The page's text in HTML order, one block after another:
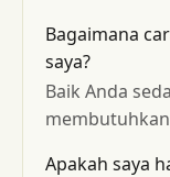
Bagaimana
saya?
Baik Anda
Apakah saya